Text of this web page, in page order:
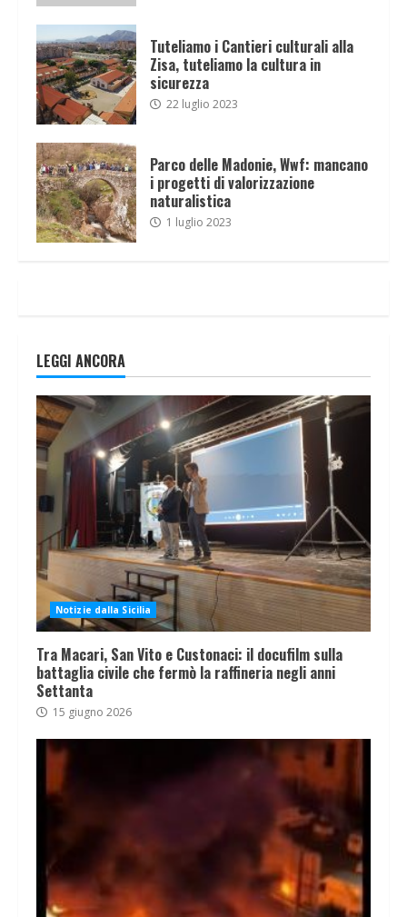
Tuteliamo i Cantieri culturali alla
Zisa, tuteliamo la cultura in
sicurezza
22 luglio 2023
Parco delle Madonie, Wwf: mancano
i progetti di valorizzazione
naturalistica
1 luglio 2023
LEGGI ANCORA
Notizie dalla Sicilia
Tra Macari, San Vito e Custonaci: il docufilm sulla
battaglia civile che fermò la raffineria negli anni
Settanta
15 giugno 2026